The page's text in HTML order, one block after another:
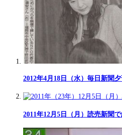
2012年4月18日（水）毎日新聞
2011年12月5日（月）読売新聞